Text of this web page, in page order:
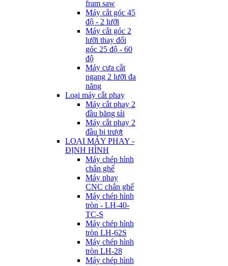
fram saw
Máy cắt góc 45
độ - 2 lưỡi
Máy cắt góc 2
lưỡi thay đổi
góc 25 độ - 60
độ
Máy cưa cắt
ngang 2 lưỡi đa
năng
Loại máy cắt phay
Máy cắt phay 2
đầu băng tải
Máy cắt phay 2
đầu bi trượt
LOẠI MÁY PHAY -
ĐỊNH HÌNH
Máy chép hình
chân ghế
Máy phay
CNC chân ghế
Máy chép hình
tròn - LH-40-
TC-S
Máy chép hình
tròn LH-62S
Máy chép hình
tròn LH-28
Máy chép hình